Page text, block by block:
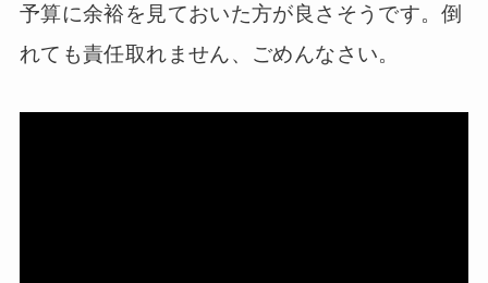
予算に余裕を見ておいた方が良さそうです。倒
れても責任取れません、ごめんなさい。